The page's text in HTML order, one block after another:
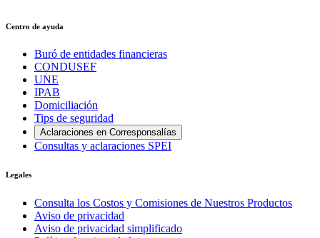
Centro de ayuda
Buró de entidades financieras
CONDUSEF
UNE
IPAB
Domiciliación
Tips de seguridad
Aclaraciones en Corresponsalías
Consultas y aclaraciones SPEI
Legales
Consulta los Costos y Comisiones de Nuestros Productos
Aviso de privacidad
Aviso de privacidad simplificado